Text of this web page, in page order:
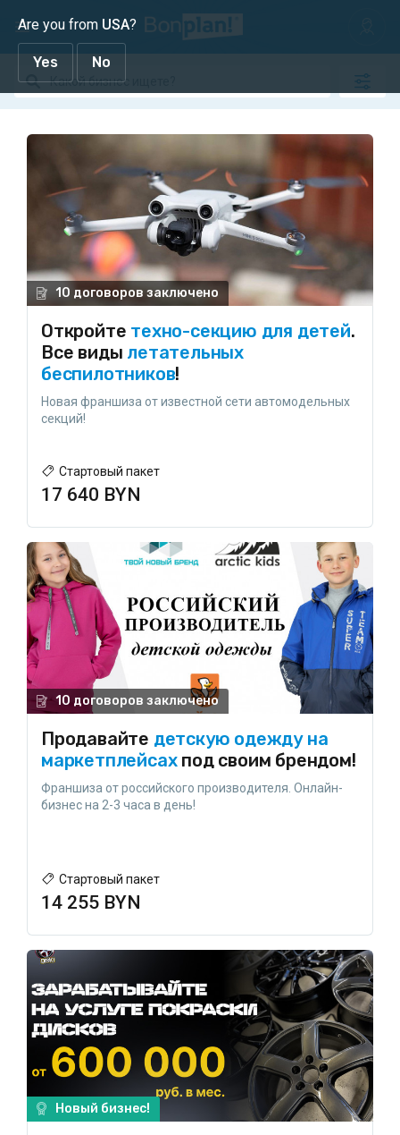
10 договоров заключено
Откройте техно-секцию для детей.
Все виды летательных
беспилотников!
Новая франшиза от известной сети автомодельных
секций!
Стартовый пакет
17 640 BYN
10 договоров заключено
Продавайте детскую одежду на
маркетплейсахпод своим брендом!
Франшиза от российского производителя. Онлайн-
бизнес на 2-3 часа в день!
Стартовый пакет
14 255 BYN
Новый бизнес!
Are you from USA?
Yes No